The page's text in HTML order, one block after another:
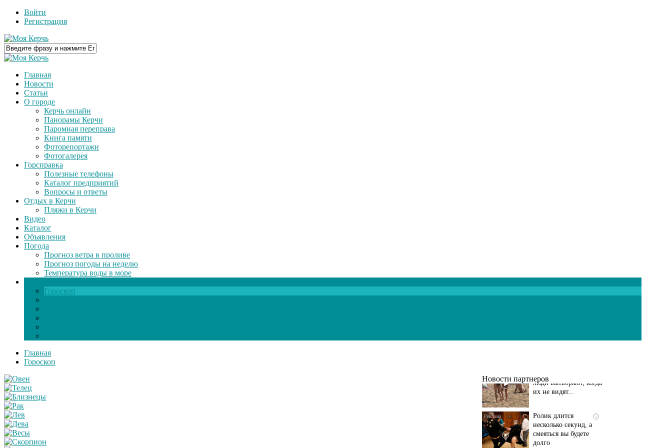
Войти
Регистрация
Главная
Новости
Статьи
О городе
Керчь онлайн
Панорамы Керчи
Паромная переправа
Книга памяти
Фоторепортажи
Фотогалерея
Горсправка
Полезные телефоны
Каталог предприятий
Вопросы и ответы
Отдых в Керчи
Пляжи в Керчи
Видео
Каталог
Объявления
Погода
Прогноз ветра в проливе
Прогноз погоды на неделю
Температура воды в море
Гороскоп
Главная
Гороскоп
Новости партнеров
i
Ролик длится
несколько секунд, а
долго
Этот танец невесты